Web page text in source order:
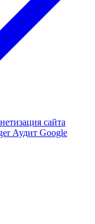
сайта
Аудит Google